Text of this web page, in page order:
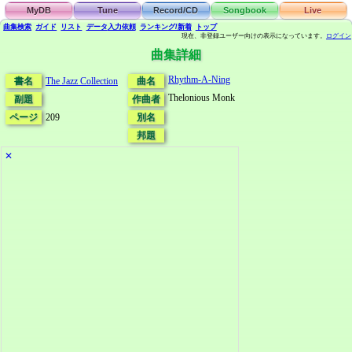
MyDB Tune Record/CD Songbook Live
曲集検索 ガイド リスト データ 入力依頼 ランキング/新着 トップ
現在、非登録ユーザー向けの表示になっています。 ログイン
曲集詳細
書名
The Jazz Collection
副題
ページ
209
曲名
Rhythm-A-Ning
作曲者
Thelonious Monk
別名
邦題
✕